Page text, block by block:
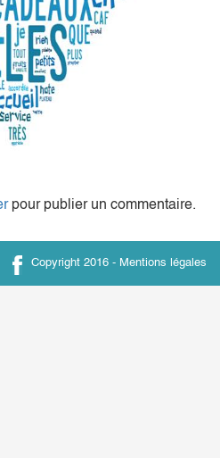
pour publier un commentaire.
Copyright 2016 - Mentions légales